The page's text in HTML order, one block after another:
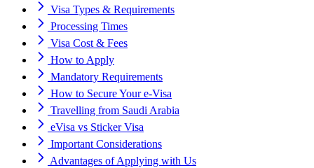
Visa Types & Requirements
Processing Times
Visa Cost & Fees
How to Apply
Mandatory Requirements
How to Secure Your e-Visa
Travelling from Saudi Arabia
eVisa vs Sticker Visa
Important Considerations
Advantages of Applying with Us